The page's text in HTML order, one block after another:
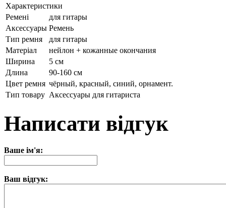
Характеристики
Ремені
для гитары
Аксессуары Ремень
Тип ремня
для гитары
Матеріал
нейлон + кожанные окончания
Ширина
5 см
Длина
90-160 см
Цвет ремня чёрный, красный, синий, орнамент.
Тип товару Аксессуары для гитариста
Написати відгук
Ваше ім'я:
Ваш відгук: